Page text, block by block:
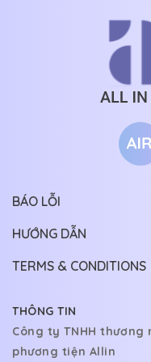
02/
01/
31/
29/
CHƯƠNG 133
CHƯƠNG 132
CHƯƠNG 131 25/
CHƯƠNG 129 23/
mấy
Nữ 9
Điểm
không
THÔNG TIN
Công ty TNHH
phương tiện Allin
BÁO LỖI
HƯỚNG DẪN
TERMS & CONDITIONS